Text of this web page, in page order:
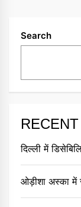
Search
दिल्ली में
ओड़ीशा अस्का में